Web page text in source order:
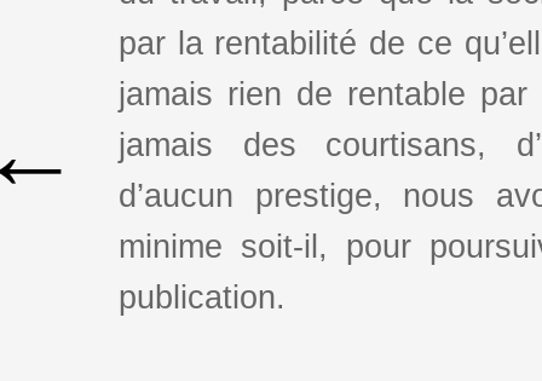
par la rentabilité de ce
jamais rien de rentable
jamais des courtisans,
d’aucun prestige, nous
minime soit-il, pour
publication.